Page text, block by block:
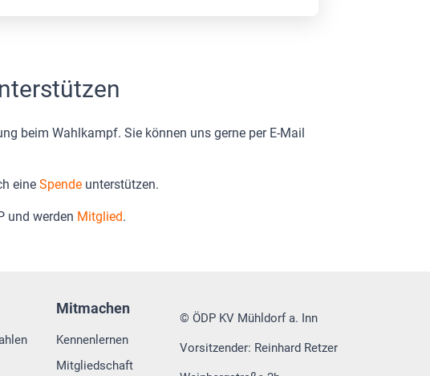
beim Wahlkampf. Sie können uns gerne per E-Mail
eine Spendeunterstützen.
und werden Mitglied.
Mitmachen
Kennenlernen
Mitgliedschaft
© ÖDP KV Mühldorf a. Inn
Vorsitzender: Reinhard Retzer